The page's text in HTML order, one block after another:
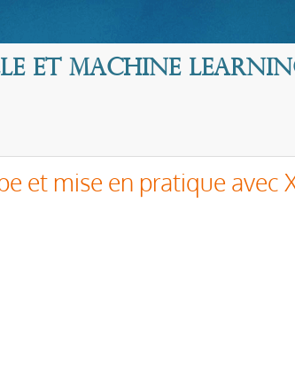
et Machine
et mise en pratique avec